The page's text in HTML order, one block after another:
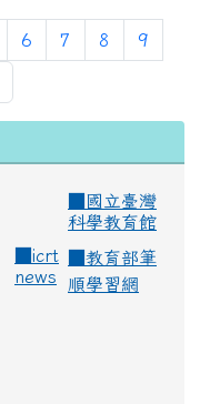
6 7 8 9
國立臺灣
科學教育館
icrt
news
教育部筆
順學習網